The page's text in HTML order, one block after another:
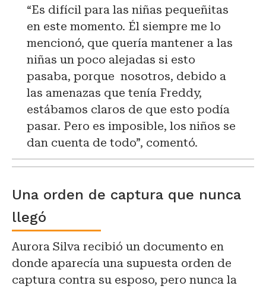
“Es difícil para las niñas pequeñitas
en este momento. Él siempre me lo
mencionó, que quería mantener a las
niñas un poco alejadas si esto
pasaba, porque nosotros, debido a
las amenazas que tenía Freddy,
estábamos claros de que esto podía
pasar. Pero es imposible, los niños se
dan cuenta de todo”, comentó.
Una orden de captura que nunca
llegó
Aurora Silva recibió un documento en
donde aparecía una supuesta orden de
captura contra su esposo, pero nunca la